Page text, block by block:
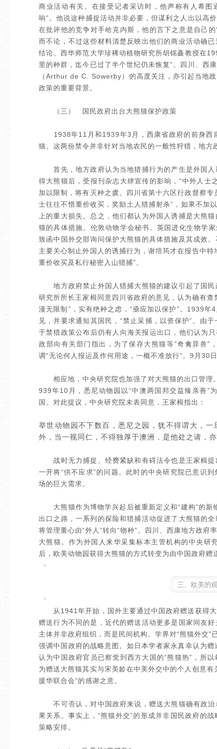
商业活动有关。在接受记者采访时，他声称有人希
响”。他说这种捕捉活动并非必要，但谋利之人出以高
在批评他的竞争对手哈克内斯，他的言下之意是自己
而不论，不过这些材料清楚反映出他们的商业活动确
结论。西华师范大学珍稀动植物研究所胡锦矗教授在
里的种群，迄今已过了半个世纪仍未恢复”。四川、西
（Arthur de C. Sowerby）的高度关注，亦引起当地
政策的重要背景。
（三） 国民政府出台大熊猫保护政策
1938年11月和1939年3月，西康省政府的前身西
猫。这两份禁令并非针对当地农民的一般性狩猎，地
首先，地方政府认为当地猎捕行为的产生是外国人
得大熊猫后，受报刊杂志大肆宣传的影响，“中外人
加以限制，将有灭种之虞。四川省第十六区行政督察
士往往不惜重价收买，奖励土人猎捕射杀”，如果不加
上的重大损失。总之，他们都认为外国人诱捕是大熊
猫的具体措施。伦敦动物学会秘书、英国进化生物学
致函中国外交部询问保护大熊猫的具体措施及其成效
主要关心制止外国人的诱捕行为，谢培筠才在报告中
重价收买及私行秘密入山猎捕”。
地方政府禁止外国人猎捕大熊猫的建议引起了国民
研究所所长王家楫同意四川省政府的意见，认为确有
漫无限制”，实有绝种之虑，“亟应加以保护”。1939
见，并要求通知其国民，“禁止采捕，以资保护”。由
于禁猎政策公布后仍有人向海关报运出口，他们认为
政部向有关部门指出，为了保存大熊猫等“奇禽异兽”
调“无论何人报运及作何用途，一概不准放行”。9月30
相应地，中央研究院也加强了对大熊猫的出口管理
939年10月，悉尼动物园以“中澳两国邦交益臻亲善”
国。对此提议，中央研究院未表同意，王家楫指出：
举世动物园不下数百，悉尼之园，犹不得谓大，
外，当一视同仁，不得独厚于澳洲，是他处之请，
战时无力捕捉、经费紧缺和有碍法令也是王家楫提
一开将“供不应求”的问题。此时的中央研究院已意识
场的巨大需求。
大熊猫作为博物学兴起后被重新定义和“建构”的新
出口之路，一系列的探险和猎捕活动促进了大熊猫的
将管理重心由“外人”转向“物种”。四川、西康地方政
大熊猫。作为外国人来华采集标本主管机构的中央研
后，欧美动物园获得大熊猫的方式转变为由中国政府赠
三、欧美的
从1941年开始，国外主要通过中国政府赠送获得大
赠送行为不同的是，近代的赠送活动更多是国家间友
主体并非政府组织，而是民间机构。学界对“熊猫外交
强调中国政府的战略意图。如日本学者家永真幸认为
认为中国政府官员已察觉到西方大国的“熊猫热”，所
为赠送大熊猫其实与宋美龄在中美外交中的个人创意
援华联合会”的感谢之意。
不可否认，对中国政府来说，赠送大熊猫确有政治
果关系。事实上，“熊猫外交”的形成并非国民政府的
策略安排。